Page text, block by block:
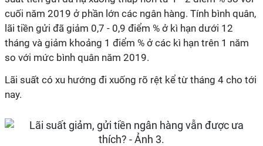
cuối năm 2019 ở phần lớn các ngân hàng. Tính bình quân,
lãi tiền gửi đã giảm 0,7 - 0,9 điểm % ở kì hạn dưới 12
tháng và giảm khoảng 1 điểm % ở các kì hạn trên 1 năm
so với mức bình quân năm 2019.
Lãi suất có xu hướng đi xuống rõ rệt kể từ tháng 4 cho tới
nay.